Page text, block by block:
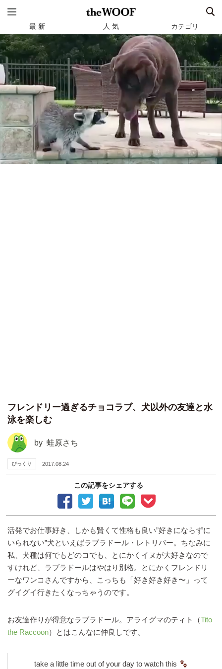
最 新 人 気 カテゴリ
フレンドリー過ぎるチョコラブ、犬以外の友達と水
泳を楽しむ
by 蛙原さち
びっくり 2017.08.24
この記事をシェアする
活発でお仕事好き、しかも賢くて性格も良い”好きにならずに
いられない”犬といえばラブラドール・レトリバー。ちなみに
私、犬種は何でもどのコでも、とにかくイヌが大好きなので
すけれど、ラブラドールはやはり別格。とにかくフレンドリ
ーなワンコさんですから、こっちも「好き好き好き〜」って
グイグイ行きたくなっちゃうのです。
お友達作りが得意なラブラドール。アライグマのティト（Tito
the Raccoon）とはこんなに仲良しです。
take a little time out of your day to watch this